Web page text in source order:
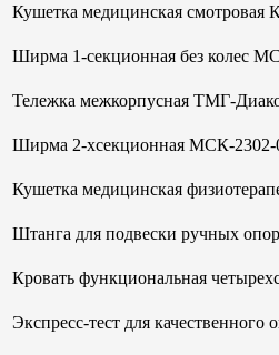
Кушетка медицинская
Ширма 1-секционная без колес
Тележка межкорпусная ТМГ-
Ширма 2-хсекционная МСК-2302-
Кушетка медицинская
Штанга для подвески ручных
Кровать функциональная
Экспресс-тест для